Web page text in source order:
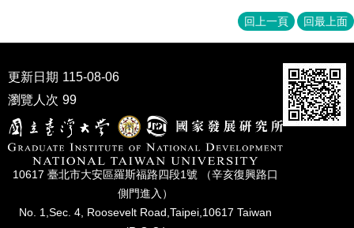
職
專
班
學
術
研
國
回上一頁 回最上面
更新日期 115-08-06
瀏覽人次 99
10617 臺北市⼤安區羅斯福路四段1號 （辛亥復興路⼝
側⾨進入）
No. 1,Sec. 4, Roosevelt Road,Taipei,10617 Taiwan